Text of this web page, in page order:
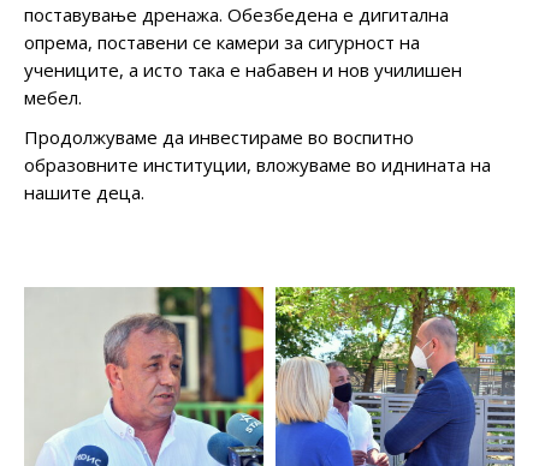
поставување дренажа. Обезбедена е дигитална
опрема, поставени се камери за сигурност на
учениците, а исто така е набавен и нов училишен
мебел.
Продолжуваме да инвестираме во воспитно
образовните институции, вложуваме во иднината на
нашите деца.